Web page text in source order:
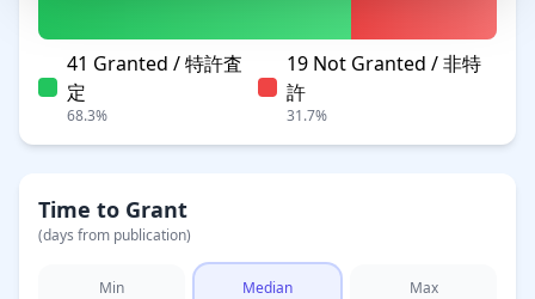
41 Granted / 特許査
定
68.3%
19 Not Granted / 非特
許
31.7%
Time to Grant
(days from publication)
Min Median Max